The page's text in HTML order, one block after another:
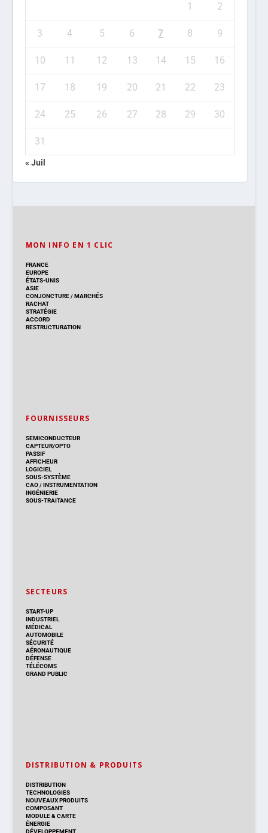
1 2
3 4 5 6 7 8 9
10 11 12 13 14 15 16
17 18 19 20 21 22 23
24 25 26 27 28 29 30
31
« Juil
MON INFO EN 1 CLIC
FRANCE
EUROPE
ÉTATS-UNIS
ASIE
CONJONCTURE/ MARCHÉS
RACHAT
STRATÉGIE
ACCORD
RESTRUCTURATION
FOURNISSEURS
SEMICONDUCTEUR
CAPTEUR/OPTO
PASSIF
AFFICHEUR
LOGICIEL
SOUS-SYSTÈME
CAO/INSTRUMENTATION
INGÉNIERIE
SOUS-TRAITANCE
SECTEURS
START-UP
INDUSTRIEL
MÉDICAL
AUTOMOBILE
SÉCURITÉ
AÉRONAUTIQUE
DÉFENSE
TÉLÉCOMS
GRAND PUBLIC
DISTRIBUTION & PRODUITS
DISTRIBUTION
TECHNOLOGIES
NOUVEAUX PRODUITS
COMPOSANT
MODULE & CARTE
ÉNERGIE